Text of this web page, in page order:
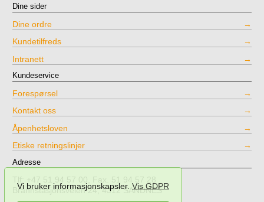
Vi bruker informasjonskapsler.Vis GDPR
Dine sider
Dine ordre
Kundetilfreds
Intranett
Kundeservice
Forespørsel
Kontakt oss
Åpenhetsloven
Etiske retningslinjer
Adresse
Tlf: +47 51 94 57 00, Fax. 51 94 57 28
Brannstasjonsveien 24, 4312 SANDNES